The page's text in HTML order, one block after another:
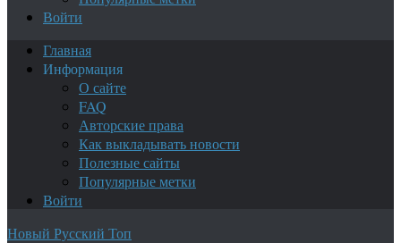
Войти
Главная
Информация
О сайте
FAQ
Авторские права
Как выкладывать новости
Полезные сайты
Популярные метки
Войти
Новый Русский Топ